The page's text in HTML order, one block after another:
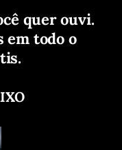
quer ouvi.
em todo o